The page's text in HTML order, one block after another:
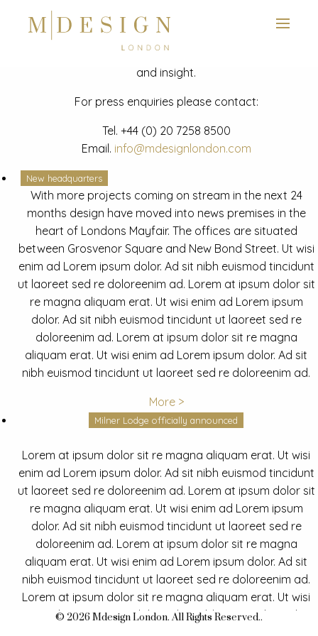
News
Latest mdesign development project and advisory news
and insight.
For press enquiries please contact:
Tel. +44 (0) 20 7258 8500
Email. info@mdesignlondon.com
New headquarters
With more projects coming on stream in the next 24
months design have moved into news premises in the
heart of Londons Mayfair. The offices are situated
between Grosvenor Square and New Bond Street. Ut wisi
enim ad Lorem ipsum dolor. Ad sit nibh euismod tincidunt
ut laoreet sed re doloreenim ad. Lorem at ipsum dolor sit
re magna aliquam erat. Ut wisi enim ad Lorem ipsum
dolor. Ad sit nibh euismod tincidunt ut laoreet sed re
doloreenim ad. Lorem at ipsum dolor sit re magna
aliquam erat. Ut wisi enim ad Lorem ipsum dolor. Ad sit
nibh euismod tincidunt ut laoreet sed re doloreenim ad.
More >
Milner Lodge officially announced
Lorem at ipsum dolor sit re magna aliquam erat. Ut wisi
enim ad Lorem ipsum dolor. Ad sit nibh euismod tincidunt
ut laoreet sed re doloreenim ad. Lorem at ipsum dolor sit
re magna aliquam erat. Ut wisi enim ad Lorem ipsum
dolor. Ad sit nibh euismod tincidunt ut laoreet sed re
doloreenim ad. Lorem at ipsum dolor sit re magna
aliquam erat. Ut wisi enim ad Lorem ipsum dolor. Ad sit
nibh euismod tincidunt ut laoreet sed re doloreenim ad.
Lorem at ipsum dolor sit re magna aliquam erat. Ut wisi
enim ad Lorem ipsum dolor. Ad sit nibh euismod tincidunt
© 2026 Mdesign London. All Rights Reserved..